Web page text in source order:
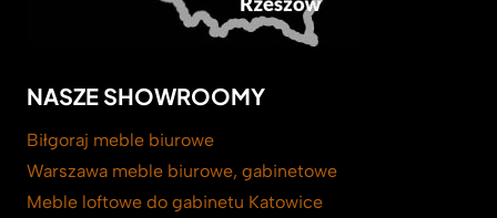
NASZE SHOWROOMY
Biłgoraj meble biurowe
Warszawa meble biurowe, gabinetowe
Meble loftowe do gabinetu Katowice